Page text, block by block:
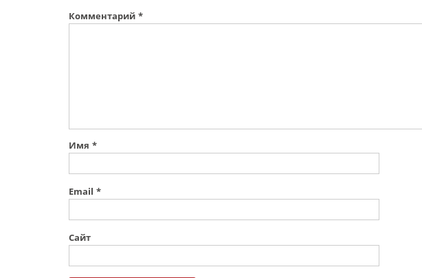
Комментарий *
Имя *
Email *
Сайт